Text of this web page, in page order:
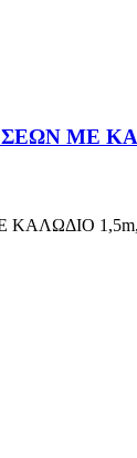
ΜΕ
1,5m,